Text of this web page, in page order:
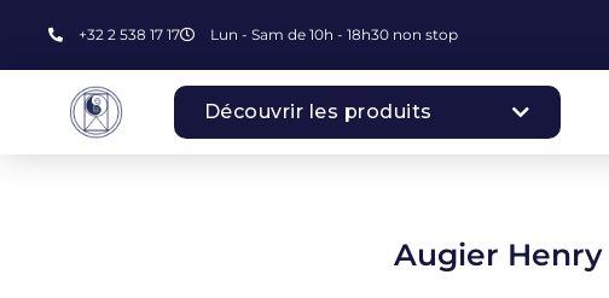
+32 2 538 17 17 Lun - Sam de 10h - 18h30 non stop
Découvrir les produits
Augier Henry